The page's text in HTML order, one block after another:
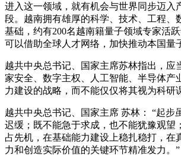
进入这一领域，就有机会与世界同步迈入
段。越南拥有雄厚的科学、技术、工程、
基础，约有200名越南籍量子领域专家活
可以借助全球人才网络，加快推动本国量
越共中央总书记、国家主席苏林指出，应
家安全、数字主权、人工智能、半导体产
力建设的战略，而不能仅仅将其视为科研
越共中央总书记、国家主席 苏林： “起步
迟缓；既不能急于求成，也不能犹豫观望
占先机，在基础能力建设上稳扎稳打，在
力和创造实际价值的关键环节精准发力。”